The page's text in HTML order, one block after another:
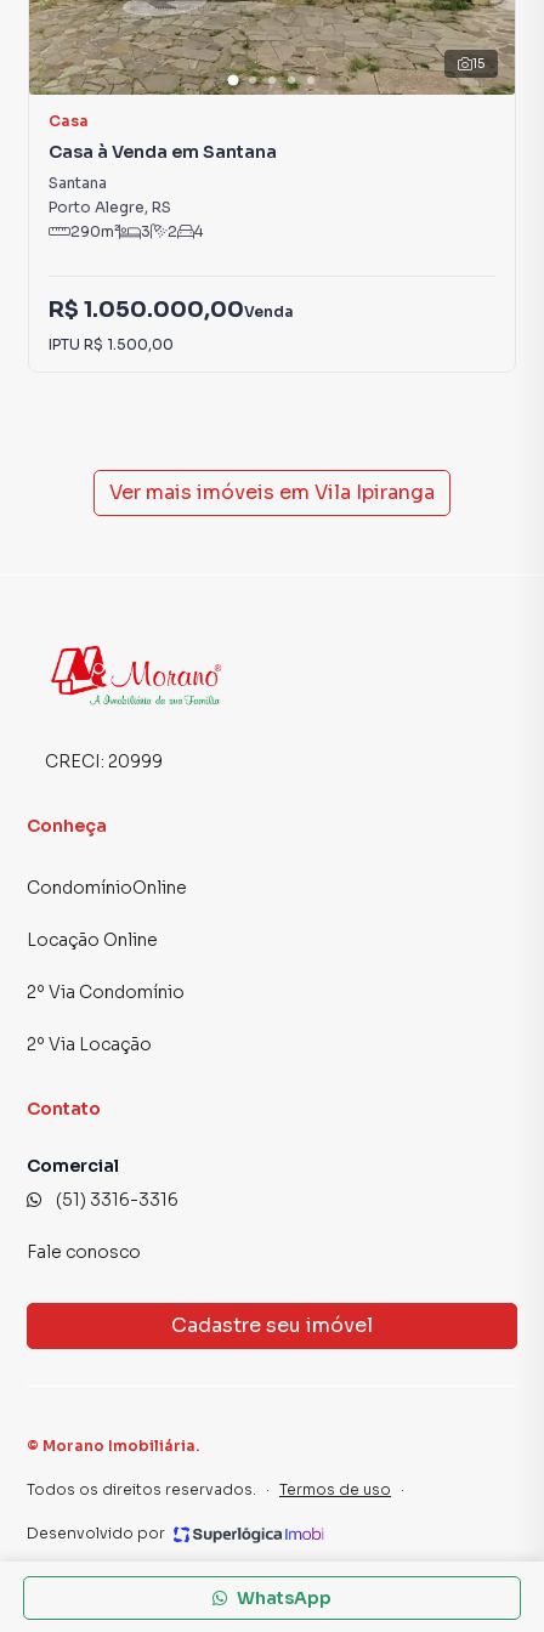
15
Casa
Casa à Venda em Santana
Santana
Porto Alegre, RS
290m² 3 2 4
R$ 1.050.000,00Venda
IPTU R$ 1.500,00
Ver mais imóveis em Vila Ipiranga
WhatsApp
CRECI: 20999
Conheça
CondomínioOnline
Locação Online
2º Via Condomínio
2º Via Locação
Contato
Comercial
(51) 3316-3316
Fale conosco
Cadastre seu imóvel
© Morano Imobiliária.
Todos os direitos reservados. · Termos de uso ·
Desenvolvido por